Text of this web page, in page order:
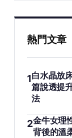
熱門文章
1白水晶放
篇說透提
法
2金牛女理
背後的溫